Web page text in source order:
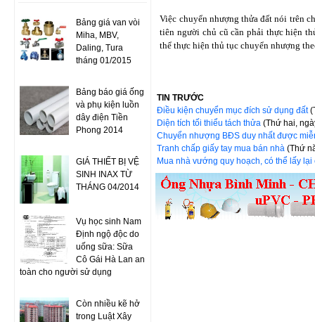
Bảng giá van vòi
Miha, MBV,
Daling, Tura
tháng 01/2015
Bảng báo giá ống
và phụ kiện luồn
dây điện Tiền
Phong 2014
GIÁ THIẾT BỊ VỆ
SINH INAX TỪ
THÁNG 04/2014
Vụ học sinh Nam
Định ngộ độc do
uống sữa: Sữa
Cô Gái Hà Lan an
toàn cho người sử dụng
Còn nhiều kẽ hở
trong Luật Xây
Việc chuyển nhượng thửa đất nói trên
tiên người chủ cũ cần phải thực hiện
thể thực hiện thủ tục chuyển nhượng
TIN TRƯỚC
Điều kiện chuyển mục đích sử dụng đất
Diện tích tối thiểu tách thửa(Thứ hai,
Chuyển nhượng BĐS duy nhất được
Tranh chấp giấy tay mua bán nhà(Thứ
Mua nhà vướng quy hoạch, có thể lấy